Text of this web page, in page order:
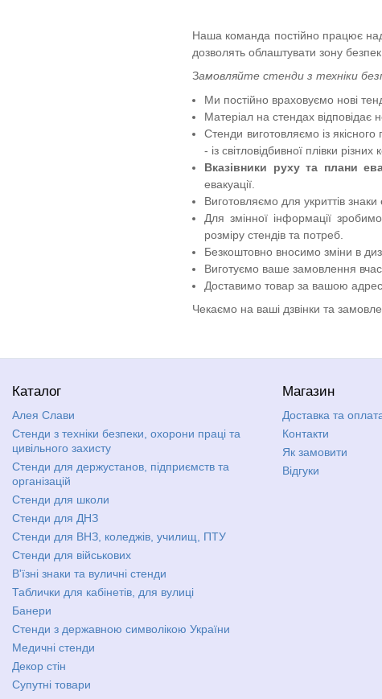
Наша команда постійно працює над
дозволять облаштувати зону
Замовляйте стенди з техніки
Ми постійно враховуємо нові
Матеріал на стендах
Стенди виготовляємо із
- із світловідбивної плівки різних
Вказівники руху та плани
евакуації.
Виготовляємо для укриттів
Для змінної інформації
розміру стендів та потреб.
Безкоштовно вносимо зміни в
Виготуємо ваше замовлення
Доставимо товарза вашою
Чекаємо на ваші дзвінки та
Каталог
Алея Слави
Стенди з техніки безпеки, охорони праці та
цивільного захисту
Стенди для держустанов, підприємств та
організацій
Стенди для школи
Стенди для ДНЗ
Стенди для ВНЗ, коледжів, училищ, ПТУ
Стенди для військових
В'їзні знаки та вуличні стенди
Таблички для кабінетів, для вулиці
Банери
Стенди з державною символікою України
Медичні стенди
Декор стін
Супутні товари
Магазин
Доставка та
Контакти
Як замовити
Відгуки